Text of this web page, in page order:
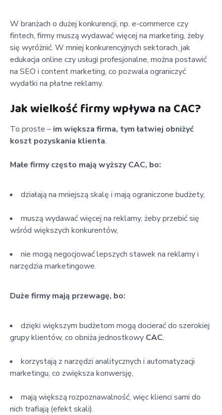
W branżach o dużej konkurencji, np. e-commerce czy
fintech, firmy muszą wydawać więcej na marketing, żeby
się wyróżnić. W mniej konkurencyjnych sektorach, jak
edukacja online czy usługi profesjonalne, można postawić
na SEO i content marketing, co pozwala ograniczyć
wydatki na płatne reklamy.
Jak wielkość firmy wpływa na CAC?
To proste – im większa firma, tym łatwiej obniżyć
koszt pozyskania klienta.
Małe firmy często mają wyższy CAC, bo:
działają na mniejszą skalę i mają ograniczone budżety,
muszą wydawać więcej na reklamy, żeby przebić się
wśród większych konkurentów,
nie mogą negocjować lepszych stawek na reklamy i
narzędzia marketingowe.
Duże firmy mają przewagę, bo:
dzięki większym budżetom mogą docierać do szerokiej
grupy klientów, co obniża jednostkowy CAC,
korzystają z narzędzi analitycznych i automatyzacji
marketingu, co zwiększa konwersję,
mają większą rozpoznawalność, więc klienci sami do
nich trafiają (efekt skali).